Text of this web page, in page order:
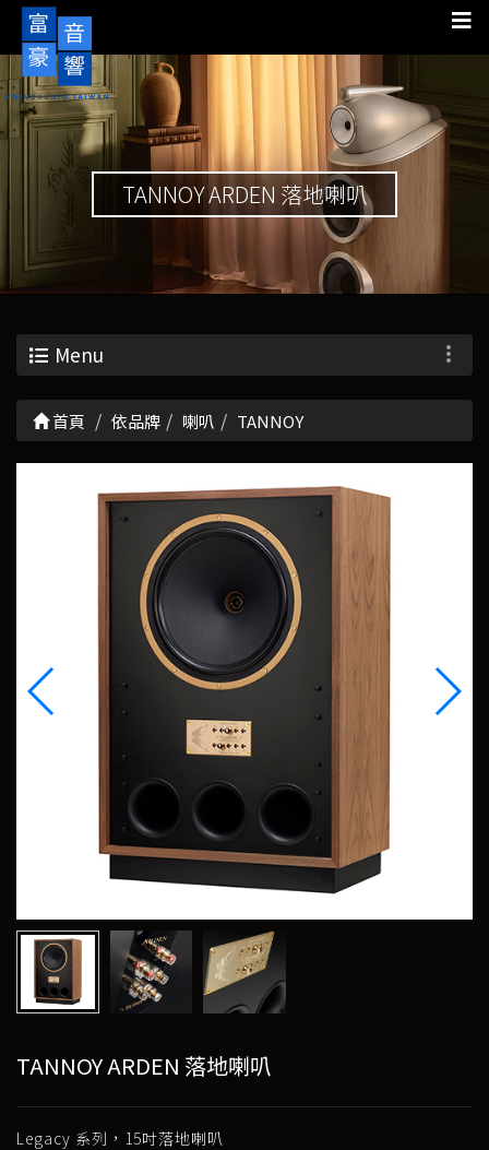
TANNOY ARDEN 落地喇叭
Menu
首頁 依品牌 喇叭 TANNOY
TANNOY ARDEN 落地喇叭
Legacy 系列，15吋落地喇叭